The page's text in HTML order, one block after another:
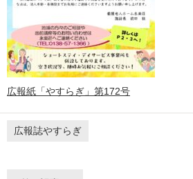
広報紙「やすらぎ」第172号
広報誌やすらぎ